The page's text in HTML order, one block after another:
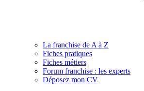
La franchise de A à Z
Fiches pratiques
Fiches métiers
Forum franchise : les experts
Déposez mon CV